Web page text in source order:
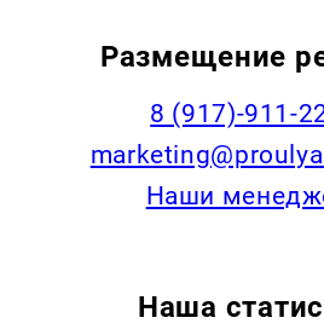
Размещение
8 (917)-911-
Наши
Наша